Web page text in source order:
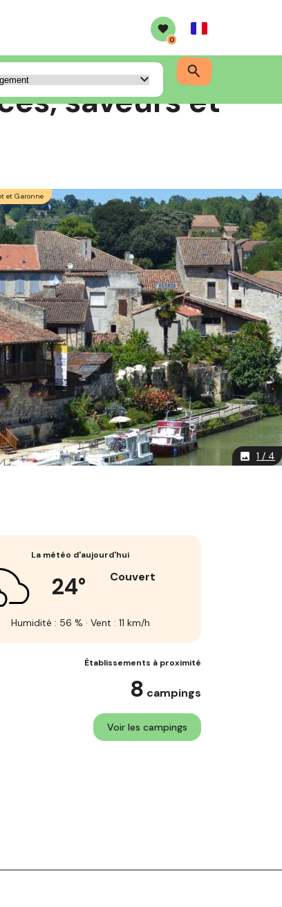
0
saveurs et
et Garonne
image 1 / 4
La météo d'aujourd'hui
24° Couvert
Humidité : 56 % · Vent : 11 km/h
Établissements à proximité
8 campings
Voir les campings